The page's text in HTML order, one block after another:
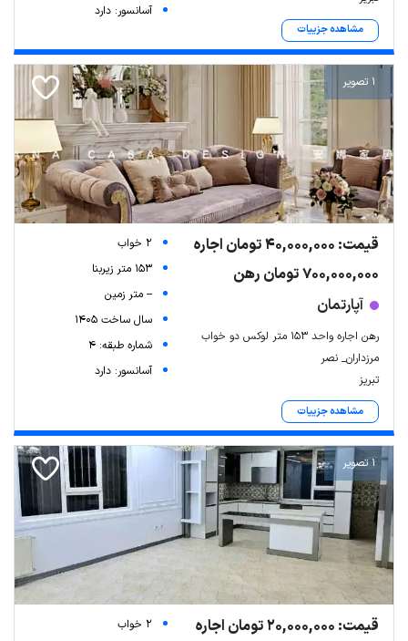
مشاهده جزییات
آسانسور: دارد
1 تصویر
قیمت: 40,000,000 تومان اجاره
700,000,000 تومان رهن
آپارتمان
رهن اجاره واحد ۱۵۳ متر لوکس دو خواب
مرزداران_ نصر
تبریز
مشاهده جزییات
2 خواب
153 متر زیربنا
-- متر زمین
سال ساخت 1405
شماره طبقه: 4
آسانسور: دارد
1 تصویر
قیمت: 20,000,000 تومان اجاره
2 خواب